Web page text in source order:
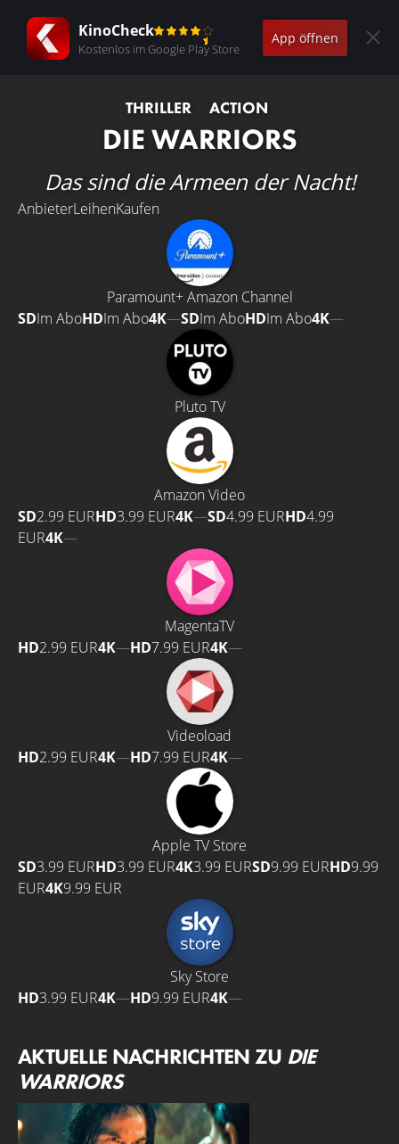
KinoCheck
Kostenlos im Google Play Store
App öffnen
THRILLER ACTION
DIE WARRIORS
Das sind die Armeen der Nacht!
AnbieterLeihenKaufen
Paramount+ Amazon Channel
SDIm AboHDIm Abo4K—SDIm AboHDIm Abo4K—
Pluto TV
Amazon Video
SD2.99 EURHD3.99 EUR4K—SD4.99 EURHD4.99
EUR4K—
MagentaTV
HD2.99 EUR4K—HD7.99 EUR4K—
Videoload
HD2.99 EUR4K—HD7.99 EUR4K—
Apple TV Store
SD3.99 EURHD3.99 EUR4K3.99 EURSD9.99 EURHD9.99
EUR4K9.99 EUR
Sky Store
HD3.99 EUR4K—HD9.99 EUR4K—
AKTUELLE NACHRICHTEN ZU DIE
WARRIORS